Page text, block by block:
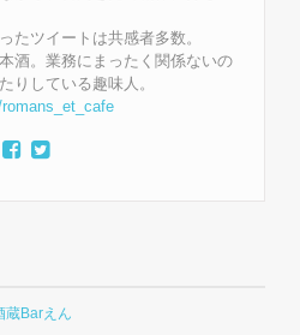
たツイートは共感者多数。
酒。業務にまったく関係ないの
りしている趣味人。
蔵Barえん